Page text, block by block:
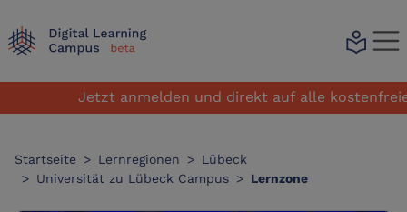
local_library
Jetzt anmelden und direkt auf alle kostenfreien
Startseite > Lernregionen > Lübeck
> Universität zu Lübeck Campus > Lernzone